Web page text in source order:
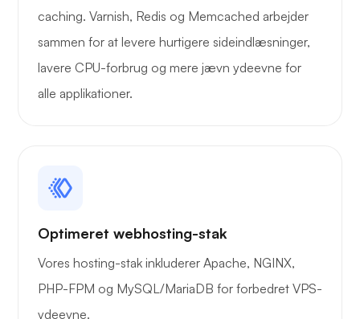
caching. Varnish, Redis og Memcached arbejder
sammen for at levere hurtigere sideindlæsninger,
lavere CPU-forbrug og mere jævn ydeevne for
alle applikationer.
Optimeret webhosting-stak
Vores hosting-stak inkluderer Apache, NGINX,
PHP-FPM og MySQL/MariaDB for forbedret VPS-
ydeevne.